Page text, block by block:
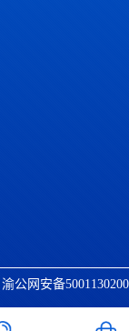
渝公网安备